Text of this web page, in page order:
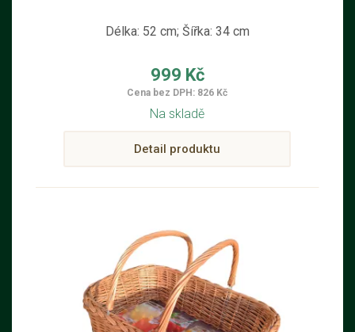
Délka: 52 cm; Šířka: 34 cm
999 Kč
Cena bez DPH: 826 Kč
Na skladě
Detail produktu